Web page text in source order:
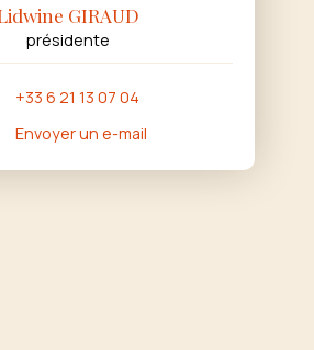
GIRAUD
présidente
+33 6 21 13 07 04
Envoyer un e-mail